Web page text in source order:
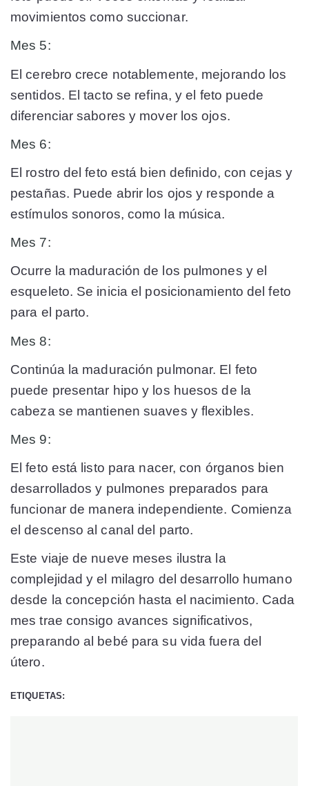
movimientos como succionar.
Mes 5:
El cerebro crece notablemente, mejorando los
sentidos. El tacto se refina, y el feto puede
diferenciar sabores y mover los ojos.
Mes 6:
El rostro del feto está bien definido, con cejas y
pestañas. Puede abrir los ojos y responde a
estímulos sonoros, como la música.
Mes 7:
Ocurre la maduración de los pulmones y el
esqueleto. Se inicia el posicionamiento del feto
para el parto.
Mes 8:
Continúa la maduración pulmonar. El feto
puede presentar hipo y los huesos de la
cabeza se mantienen suaves y flexibles.
Mes 9:
El feto está listo para nacer, con órganos bien
desarrollados y pulmones preparados para
funcionar de manera independiente. Comienza
el descenso al canal del parto.
Este viaje de nueve meses ilustra la
complejidad y el milagro del desarrollo humano
desde la concepción hasta el nacimiento. Cada
mes trae consigo avances significativos,
preparando al bebé para su vida fuera del
útero.
ETIQUETAS: